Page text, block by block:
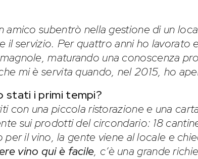
amico subentrò nella gestione di un
il servizio. Per quattro anni ho lavorato
maturando una conoscenza
mi è servita quando, nel 2015, ho
stati i primi tempi?
con una piccola ristorazione e una
sui prodotti del circondario: 18
per il vino, la gente viene al locale e
vino qui è facile, c’è una grande